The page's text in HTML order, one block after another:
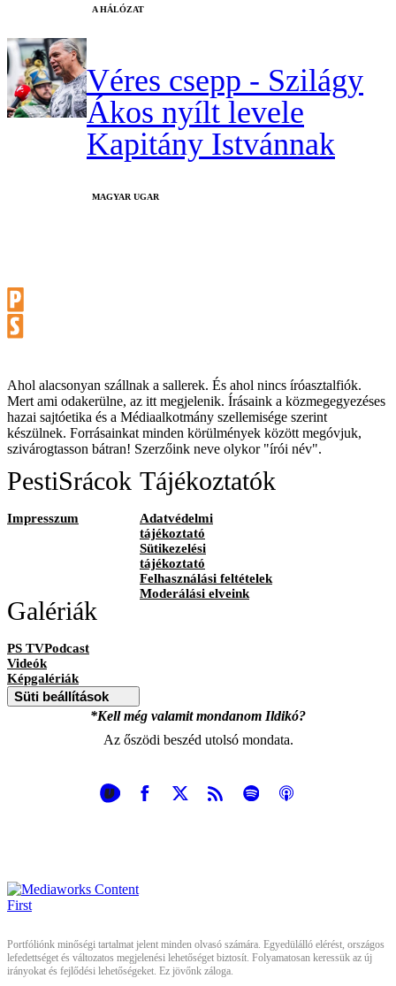
A HÁLÓZAT
Véres csepp - Szilágy
Ákos nyílt levele
Kapitány Istvánnak
MAGYAR UGAR
Ahol alacsonyan szállnak a sallerek. És ahol nincs íróasztalfiók.
Mert ami odakerülne, az itt megjelenik. Írásaink a közmegegyezéses
hazai sajtóetika és a Médiaalkotmány szellemisége szerint
készülnek. Forrásainkat minden körülmények között megóvjuk,
szivárogtasson bátran! Szerzőink neve olykor "írói név".
PestiSrácok
Impresszum
Tájékoztatók
Adatvédelmi
tájékoztató
Sütikezelési
tájékoztató
Felhasználási feltételek
Moderálási elveink
Galériák
PS TVPodcast
Videók
Képgalériák
Süti beállítások
*Kell még valamit mondanom Ildikó?
Az őszödi beszéd utolsó mondata.
Portfóliónk minőségi tartalmat jelent minden olvasó számára. Egyedülálló elérést, országos
lefedettséget és változatos megjelenési lehetőséget biztosít. Folyamatosan keressük az új
irányokat és fejlődési lehetőségeket. Ez jövőnk záloga.